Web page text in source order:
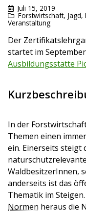
Juli 15, 2019
Forstwirtschaft, Jagd,
Veranstaltung
Der
startet im
Ausbildungsstätte
In der
Themen einen
ein. Einerseits steigt
WaldbesitzerInnen,
anderseits ist das
Thematik im
Normen heraus die